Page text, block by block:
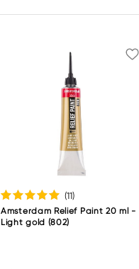
(11)
Amsterdam Relief Paint 20 ml -
Light gold (802)